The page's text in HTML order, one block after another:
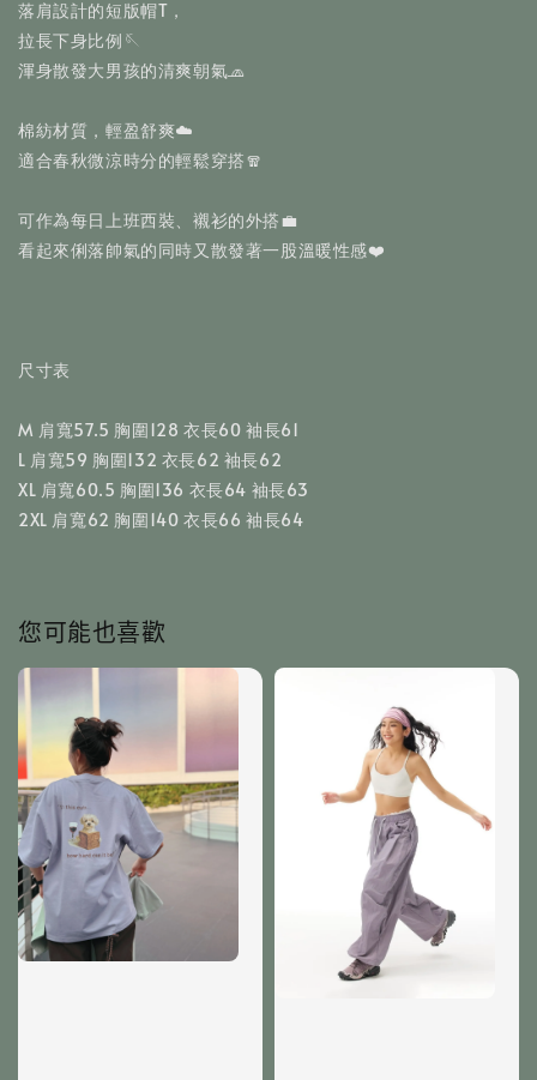
落肩設計的短版帽T，
拉長下身比例🪡
渾身散發大男孩的清爽朝氣🧢
棉紡材質，輕盈舒爽☁️
適合春秋微涼時分的輕鬆穿搭🧣
可作為每日上班西裝、襯衫的外搭💼
看起來俐落帥氣的同時又散發著一股溫暖性感❤️
尺寸表
M 肩寬57.5 胸圍128 衣長60 袖長61
L 肩寬59 胸圍132 衣長62 袖長62
XL 肩寬60.5 胸圍136 衣長64 袖長63
2XL 肩寬62 胸圍140 衣長66 袖長64
您可能也喜歡